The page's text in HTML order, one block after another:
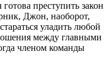
преступить закон
Джон, наоборот,
уладить любой
между главными
членом команды